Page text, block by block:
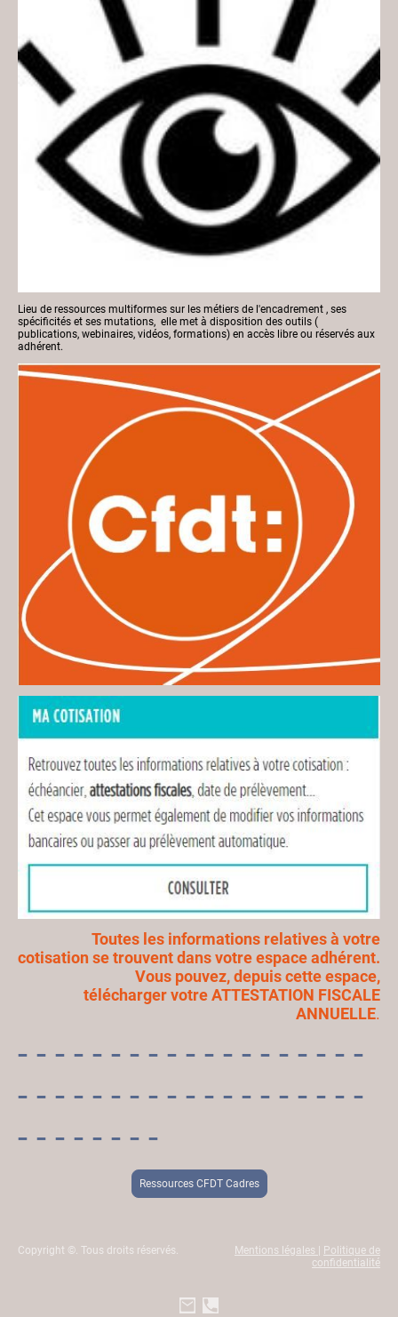
Lieu de ressources multiformes sur les métiers de l'encadrement , ses
spécificités et ses mutations, elle met à disposition des outils (
publications, webinaires, vidéos, formations) en accès libre ou réservés aux
adhérent.
Toutes les informations relatives à votre
cotisation se trouvent dans votre espace adhérent.
Vous pouvez, depuis cette espace,
télécharger votre ATTESTATION FISCALE
ANNUELLE.
- - - - - - - - - - - - - - - - - - -
- - - - - - - - - - - - - - - - - - -
- - - - - - - -
Ressources CFDT Cadres
Copyright ©. Tous droits réservés. Mentions légales
Politique de
confidentialité